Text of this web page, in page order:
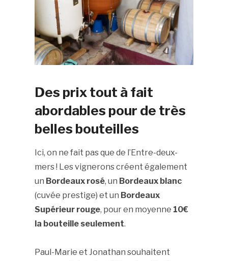
Des prix tout à fait
abordables pour de très
belles bouteilles
Ici, on ne fait pas que de l’Entre-deux-
mers ! Les vignerons créent également
un Bordeaux rosé, un Bordeaux blanc
(cuvée prestige) et un Bordeaux
Supérieur rouge, pour en moyenne 10€
la bouteille seulement.
Paul-Marie et Jonathan souhaitent